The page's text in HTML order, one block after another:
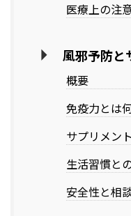
医療上の注
風邪予防と
概要
免疫力とは
サプリメン
生活習慣と
安全性と相